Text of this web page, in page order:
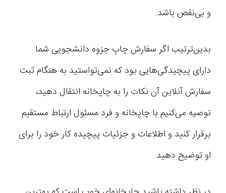
و بی‌نقص باشد.
بدین‌ترتیب اگر سفارش چاپ جزوه دانشجویی شما
دارای پیچیدگی‌هایی بود که نمی‌تواستید به هنگام ثبت
سفارش آنلاین آن نکات را به چاپخانه انتقال دهید،
توصیه می‌کنیم با چاپخانه و فرد مسئول ارتباط مستقیم
برقرار کنید و اطلاعات و جزئیات پیچیده کار خود را برای
او توضیح دهید.